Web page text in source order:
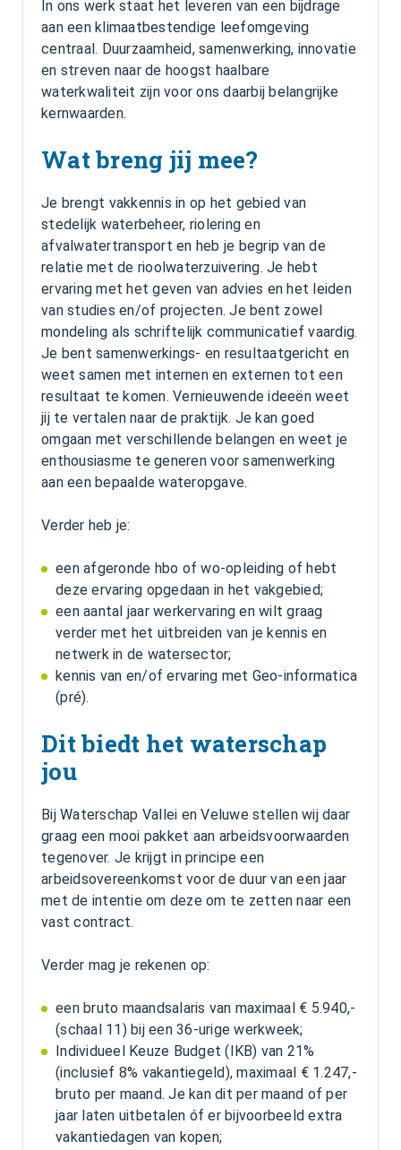
In ons werk staat het leveren van een bijdrage
aan een klimaatbestendige leefomgeving
centraal. Duurzaamheid, samenwerking, innovatie
en streven naar de hoogst haalbare
waterkwaliteit zijn voor ons daarbij belangrijke
kernwaarden.
Wat breng jij mee?
Je brengt vakkennis in op het gebied van
stedelijk waterbeheer, riolering en
afvalwatertransport en heb je begrip van de
relatie met de rioolwater­zuivering. Je hebt
ervaring met het geven van advies en het leiden
van studies en/of projecten. Je bent zowel
mondeling als schriftelijk communicatief vaardig.
Je bent samenwerkings- en resultaatgericht en
weet samen met internen en externen tot een
resultaat te komen. Vernieuwende ideeën weet
jij te vertalen naar de praktijk. Je kan goed
omgaan met verschillende belangen en weet je
enthousiasme te generen voor samenwerking
aan een bepaalde wateropgave.
Verder heb je:
een afgeronde hbo of wo-opleiding of hebt
deze ervaring opgedaan in het vakgebied;
een aantal jaar werkervaring en wilt graag
verder met het uitbreiden van je kennis en
netwerk in de watersector;
kennis van en/of ervaring met Geo-informatica
(pré).
Dit biedt het waterschap
jou
Bij Waterschap Vallei en Veluwe stellen wij daar
graag een mooi pakket aan arbeidsvoorwaarden
tegenover. Je krijgt in principe een
arbeidsovereenkomst voor de duur van een jaar
met de intentie om deze om te zetten naar een
vast contract.
Verder mag je rekenen op:
een bruto maandsalaris van maximaal € 5.940,-
(schaal 11) bij een 36-urige werkweek;
Individueel Keuze Budget (IKB) van 21%
(inclusief 8% vakantiegeld), maximaal € 1.247,-
bruto per maand. Je kan dit per maand of per
jaar laten uitbetalen óf er bijvoorbeeld extra
vakantiedagen van kopen;